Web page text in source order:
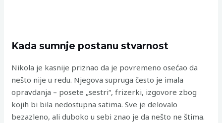
Kada sumnje postanu stvarnost
Nikola je kasnije priznao da je povremeno osećao da
nešto nije u redu. Njegova supruga često je imala
opravdanja – posete „sestri“, frizerki, izgovore zbog
kojih bi bila nedostupna satima. Sve je delovalo
bezazleno, ali duboko u sebi znao je da nešto ne štima.